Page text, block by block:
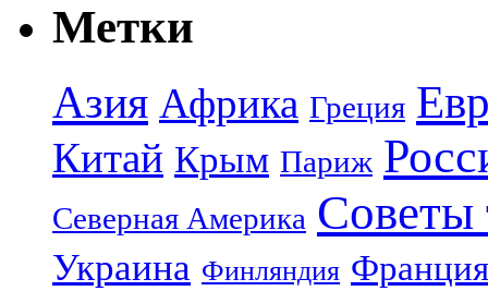
Метки
Азия Африка Греция
Китай Крым Париж
Северная Америка Советы
Украина Финляндия Франция